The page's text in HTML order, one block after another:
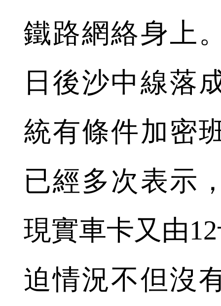
鐵路網絡身上
日後沙中線落
統有條件加密
已經多次表示
現實車卡又由
迫情況不但沒